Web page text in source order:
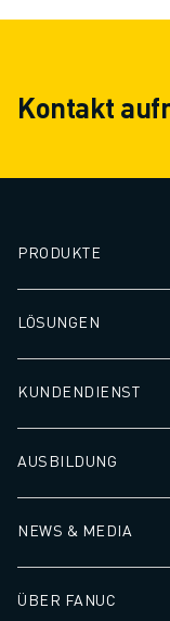
Kontakt
PRODUKTE
LÖSUNGEN
KUNDENDIENST
AUSBILDUNG
NEWS & MEDIA
ÜBER FANUC